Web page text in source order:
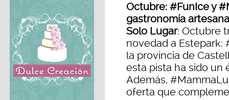
Octubre: #FunIce y
gastronomía
Solo Lugar: Octubre
novedad a Estepark:
la provincia de
esta pista ha sido un
Además,
oferta que